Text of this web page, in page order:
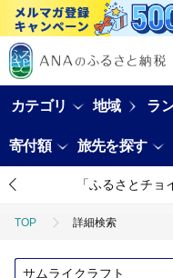
カテゴリ 地域 ラ
寄付額 旅先を探す
「ふるさとチ
TOP 詳細検索